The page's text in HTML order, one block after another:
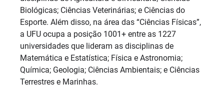
Biológicas; Ciências Veterinárias; e Ciências do
Esporte. Além disso, na área das “Ciências Físicas”,
a UFU ocupa a posição 1001+ entre as 1227
universidades que lideram as disciplinas de
Matemática e Estatística; Física e Astronomia;
Química; Geologia; Ciências Ambientais; e Ciências
Terrestres e Marinhas.